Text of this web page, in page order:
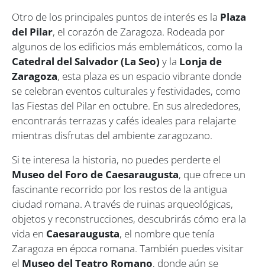
Otro de los principales puntos de interés es la Plaza
del Pilar, el corazón de Zaragoza. Rodeada por
algunos de los edificios más emblemáticos, como la
Catedral del Salvador (La Seo) y la Lonja de
Zaragoza, esta plaza es un espacio vibrante donde
se celebran eventos culturales y festividades, como
las Fiestas del Pilar en octubre. En sus alrededores,
encontrarás terrazas y cafés ideales para relajarte
mientras disfrutas del ambiente zaragozano.
Si te interesa la historia, no puedes perderte el
Museo del Foro de Caesaraugusta, que ofrece un
fascinante recorrido por los restos de la antigua
ciudad romana. A través de ruinas arqueológicas,
objetos y reconstrucciones, descubrirás cómo era la
vida en Caesaraugusta, el nombre que tenía
Zaragoza en época romana. También puedes visitar
el Museo del Teatro Romano, donde aún se